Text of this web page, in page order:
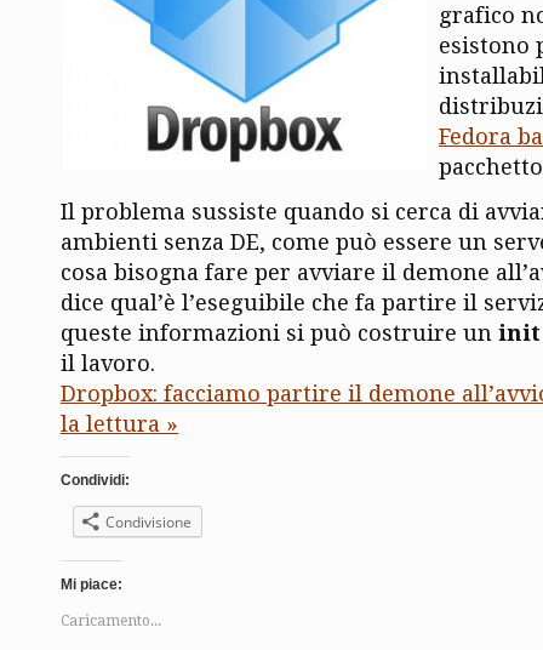
grafico
esistono
Fedora
Il problema sussiste quando si cerca di
ambienti senza DE, come può essere un
cosa bisogna fare per avviare il demone
dice qual’è l’eseguibile che fa partire il
queste informazioni si può costruire un init
il lavoro.
Dropbox: facciamo partire il demone
la lettura »
Condividi:
Condivisione
Mi piace:
Caricamento...